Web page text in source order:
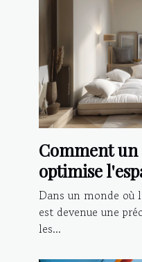
Comment
optimise
logements
Dans un monde où
est devenue une
les...